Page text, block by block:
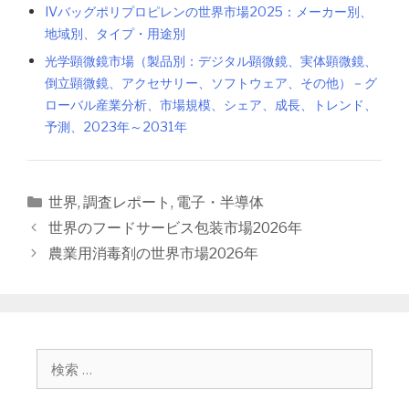
IVバッグポリプロピレンの世界市場2025：メーカー別、
地域別、タイプ・用途別
光学顕微鏡市場（製品別：デジタル顕微鏡、実体顕微鏡、
倒立顕微鏡、アクセサリー、ソフトウェア、その他）－グ
ローバル産業分析、市場規模、シェア、成長、トレンド、
予測、2023年～2031年
カ
テ
ゴ
リ
世界, 調査レポート , 電子・半導体
投
稿
世界のフードサービス包装市場2026年
農業用消毒剤の世界市場2026年